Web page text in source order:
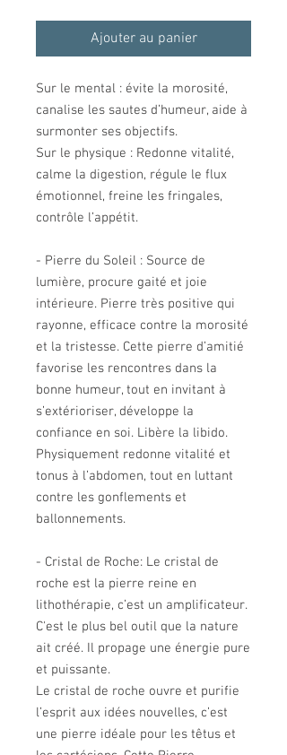
Ajouter au panier
Sur le mental : évite la morosité,
canalise les sautes d’humeur, aide à
surmonter ses objectifs.
Sur le physique : Redonne vitalité,
calme la digestion, régule le flux
émotionnel, freine les fringales,
contrôle l’appétit.
- Pierre du Soleil : Source de
lumière, procure gaité et joie
intérieure. Pierre très positive qui
rayonne, efficace contre la morosité
et la tristesse. Cette pierre d’amitié
favorise les rencontres dans la
bonne humeur, tout en invitant à
s’extérioriser, développe la
confiance en soi. Libère la libido.
Physiquement redonne vitalité et
tonus à l’abdomen, tout en luttant
contre les gonflements et
ballonnements.
- Cristal de Roche: Le cristal de
roche est la pierre reine en
lithothérapie, c’est un amplificateur.
C'est le plus bel outil que la nature
ait créé. Il propage une énergie pure
et puissante.
Le cristal de roche ouvre et purifie
l’esprit aux idées nouvelles, c’est
une pierre idéale pour les têtus et